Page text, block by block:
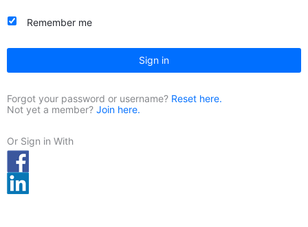
Remember me
Sign in
Forgot your password or username? Reset here.
Not yet a member? Join here.
Or Sign in With